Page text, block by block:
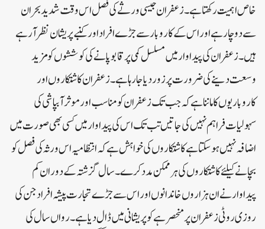
خاص اہمیت رکھتا ہے۔ زعفران جیسی ورثے کی فصل اس وقت شدید بحران
سے دوچار ہے اور اس کے کاروبار سے جڑے افراد اور کنبے پریشان نظر آرہے
ہیں۔ زعفران کی پیداوار میں مسلسل کمی پر قابو پانے کی کوششوں کو مزید
وسعت دینے کی ضرورت پر زور دیا جارہا ہے۔ زعفران کاشتکاروں اور
کاروباریوں کا ماننا ہے کہ جب تک زعفران کو مناسب اور موثر آبپاشی کی
سہولیات فراہم نہیں کی جاتیں تب تک اس کی پیداوار میں کسی بھی صورت میں
اضافہ نہیں ہوسکتا ہے کاشتکاروں کی خواہش ہے کہ انتظامیہ اس ورثہ کی فصل کو
بچانے کیلئے کاشتکاروں کی ہر ممکن مدد کرے۔ سال گزشتہ کے دوران کم
پیداوار نے ان ہزاروں خاندانوں اور اس سے جڑے تجارت پیشہ افراد جن کی
روزی روٹی زعفران پر منحصر ہے کو پریشانی میں ڈال دیا ہے۔ رواں سال کی